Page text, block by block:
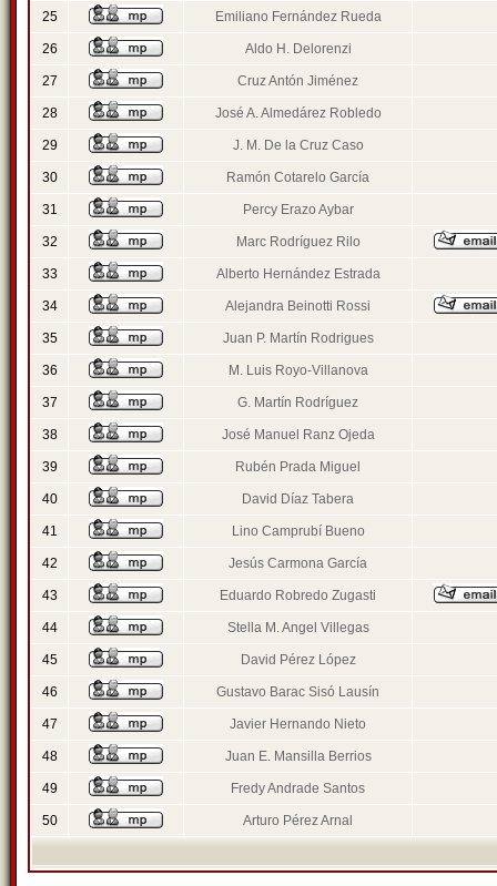
25 Emiliano Fernández Rueda
26 Aldo H. Delorenzi
27 Cruz Antón Jiménez
28 José A. Almedárez Robledo
29 J. M. De la Cruz Caso
30 Ramón Cotarelo García
31 Percy Erazo Aybar
32 Marc Rodríguez Rilo
33 Alberto Hernández Estrada
34 Alejandra Beinotti Rossi
35 Juan P. Martín Rodrigues
36 M. Luis Royo-Villanova
37 G. Martín Rodríguez
38 José Manuel Ranz Ojeda
39 Rubén Prada Miguel
40 David Díaz Tabera
41 Lino Camprubí Bueno
42 Jesús Carmona García
43 Eduardo Robredo Zugasti
44 Stella M. Angel Villegas
45 David Pérez López
46 Gustavo Barac Sisó Lausín
47 Javier Hernando Nieto
48 Juan E. Mansilla Berrios
49 Fredy Andrade Santos
50 Arturo Pérez Arnal